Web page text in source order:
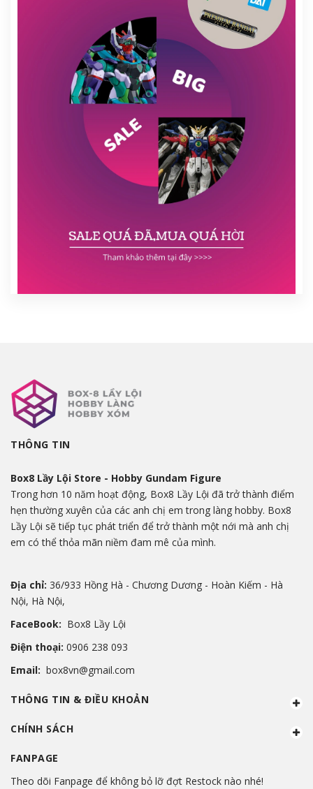
THÔNG TIN
Box8 Lầy Lội Store - Hobby Gundam Figure
Trong hơn 10 năm hoạt động, Box8 Lầy Lội đã trở thành điểm
hẹn thường xuyên của các anh chị em trong làng hobby. Box8
Lầy Lội sẽ tiếp tục phát triển để trở thành một nới mà anh chị
em có thể thỏa mãn niềm đam mê của mình.
Địa chỉ: 36/933 Hồng Hà - Chương Dương - Hoàn Kiếm - Hà
Nội, Hà Nội,
FaceBook: Box8 Lầy Lội
Điện thoại: 0906 238 093
Email: box8vn@gmail.com
THÔNG TIN & ĐIỀU KHOẢN
CHÍNH SÁCH
FANPAGE
Theo dõi Fanpage để không bỏ lỡ đợt Restock nào nhé!